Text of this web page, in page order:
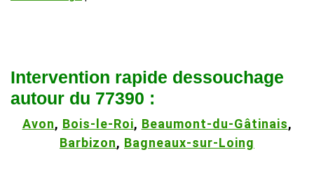
Intervention rapide dessouchage
autour du 77390 :
Avon, Bois-le-Roi, Beaumont-du-Gâtinais,
Barbizon, Bagneaux-sur-Loing